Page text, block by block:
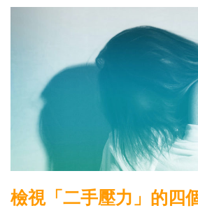
檢視「二手壓力」的四